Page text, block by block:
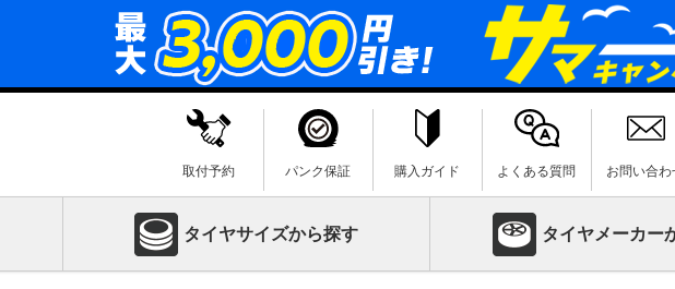
取付予約 パンク保証 購入ガイド よくある質問 お問い合わ
タイヤサイズから探す タイヤメーカー